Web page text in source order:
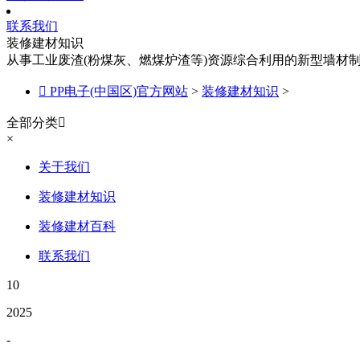
联系我们
装修建材知识
从事工业废渣(粉煤灰、燃煤炉渣等)资源综合利用的新型墙材
 PP电子(中国区)官方网站 > 装修建材知识 >
全部分类
×
关于我们
装修建材知识
装修建材百科
联系我们
10
2025
-